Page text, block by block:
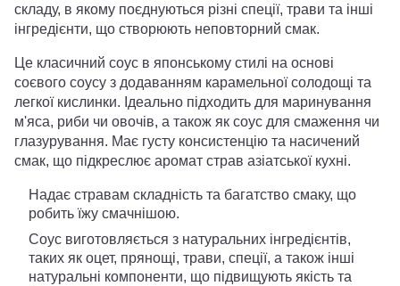
складу, в якому поєднуються різні спеції, трави та інші
інгредієнти, що створюють неповторний смак.
Це класичний соус в японському стилі на основі
соєвого соусу з додаванням карамельної солодощі та
легкої кислинки. Ідеально підходить для маринування
м'яса, риби чи овочів, а також як соус для смаження чи
глазурування. Має густу консистенцію та насичений
смак, що підкреслює аромат страв азіатської кухні.
Надає стравам складність та багатство смаку, що
робить їжу смачнішою.
Соус виготовляється з натуральних інгредієнтів,
таких як оцет, прянощі, трави, спеції, а також інші
натуральні компоненти, що підвищують якість та